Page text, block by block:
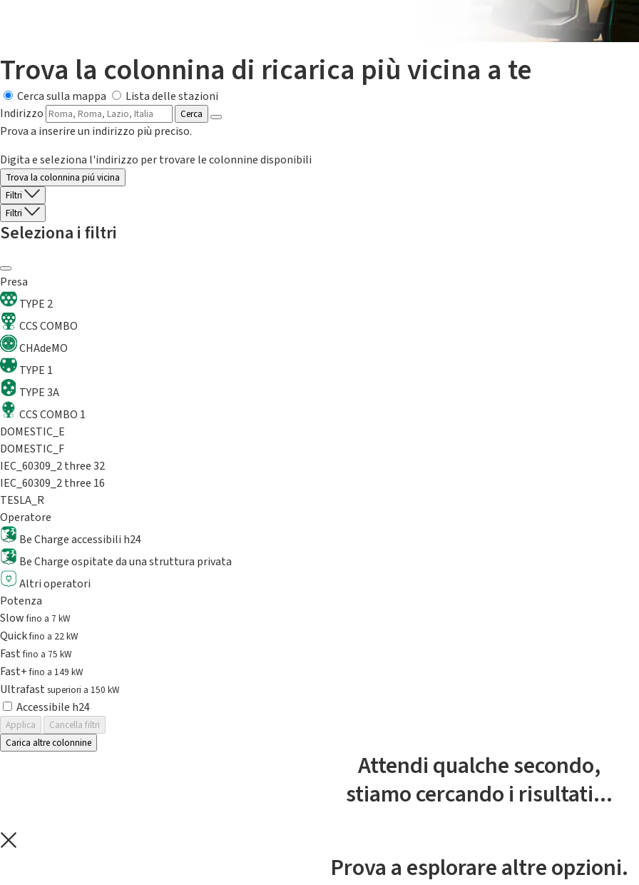
Trova la colonnina di ricarica più vicina a te
Cerca sulla mappa
Lista delle stazioni
Indirizzo
Cerca
Prova a inserire un indirizzo più preciso.
Digita e seleziona l'indirizzo per trovare le colonnine disponibili
Trova la colonnina piú vicina
Filtri
Filtri
Seleziona i filtri
Presa
TYPE 2
CCS COMBO
CHAdeMO
TYPE 1
TYPE 3A
CCS COMBO 1
DOMESTIC_E
DOMESTIC_F
IEC_60309_2 three 32
IEC_60309_2 three 16
TESLA_R
Operatore
Be Charge accessibili h24
Be Charge ospitate da una struttura privata
Altri operatori
Potenza
Slowfino a 7 kW
Quickfino a 22 kW
Fastfino a 75 kW
Fast+fino a 149 kW
Ultrafast superiori a 150 kW
Accessibile h24
Applica
Cancella filtri
Carica altre colonnine
Attendi qualche secondo,
stiamo cercando i risultati...
Prova a esplorare altre opzioni.